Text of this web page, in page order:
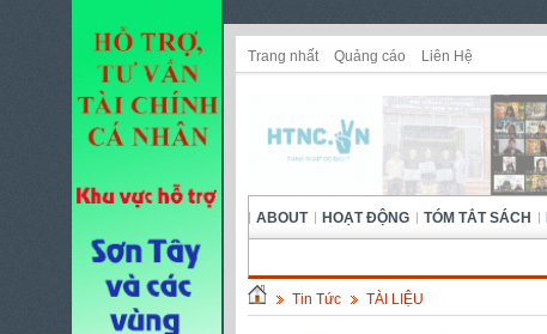
Trang nhất Quảng cáo Liên Hệ
ABOUT HOẠT ĐỘNG TÓM TẮT SÁCH
Tin Tức TÀI LIỆU